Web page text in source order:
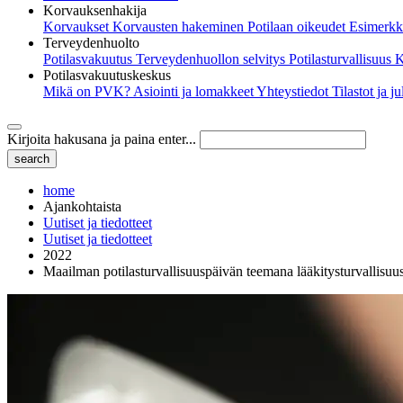
Korvauksenhakija
Korvaukset Korvausten hakeminen Potilaan oikeudet
Terveydenhuolto
Potilasvakuutus Terveydenhuollon selvitys Potilasturvallisuus
Potilasvakuutuskeskus
Mikä on PVK? Asiointi ja lomakkeetYhteystiedot Tilastot ja
Kirjoita hakusana ja paina enter...
home
Ajankohtaista
Uutiset ja tiedotteet
Uutiset ja tiedotteet
2022
Maailman potilasturvallisuuspäivän teemana